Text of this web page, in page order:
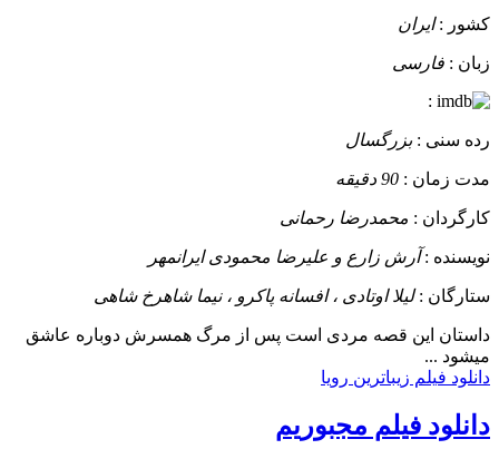
کشور :ایران
زبان : فارسی
:
رده سنی :بزرگسال
مدت زمان : 90 دقیقه
کارگردان : محمدرضا رحمانی
نویسنده :آرش زارع و علیرضا محمودی ایرانمهر
ستارگان :لیلا اوتادی ، افسانه پاکرو ، نیما شاهرخ شاهی
داستان این قصه مردی است پس از مرگ همسرش دوباره عاشق
میشود ...
دانلود فیلم زیباترین رویا
دانلود فیلم مجبوریم